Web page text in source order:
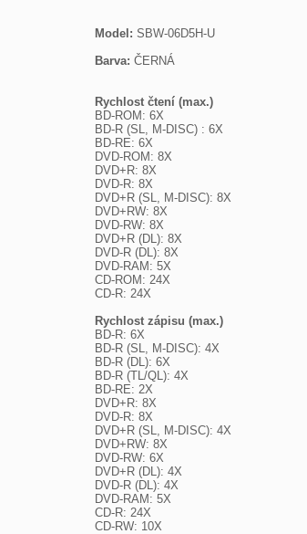
Model: SBW-06D5H-U
Barva: ČERNÁ
Rychlost čtení (max.)
BD-ROM: 6X
BD-R (SL, M-DISC) : 6X
BD-RE: 6X
DVD-ROM: 8X
DVD+R: 8X
DVD-R: 8X
DVD+R (SL, M-DISC): 8X
DVD+RW: 8X
DVD-RW: 8X
DVD+R (DL): 8X
DVD-R (DL): 8X
DVD-RAM: 5X
CD-ROM: 24X
CD-R: 24X
Rychlost zápisu (max.)
BD-R: 6X
BD-R (SL, M-DISC): 4X
BD-R (DL): 6X
BD-R (TL/QL): 4X
BD-RE: 2X
DVD+R: 8X
DVD-R: 8X
DVD+R (SL, M-DISC): 4X
DVD+RW: 8X
DVD-RW: 6X
DVD+R (DL): 4X
DVD-R (DL): 4X
DVD-RAM: 5X
CD-R: 24X
CD-RW: 10X